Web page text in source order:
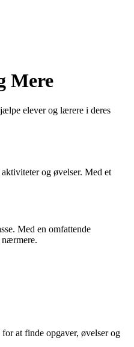
Mere
elever og lærere i deres
og øvelser. Med et
Med en omfattende
nærmere.
at finde opgaver, øvelser og